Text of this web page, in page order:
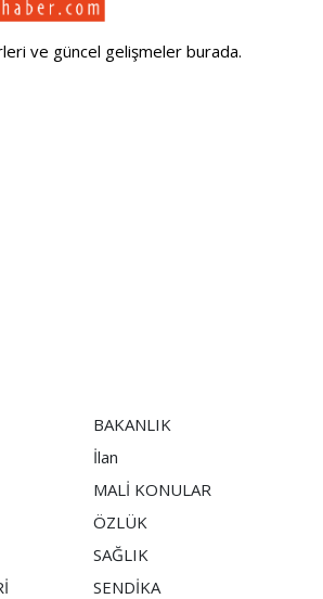
ve güncel gelişmeler burada.
BAKANLIK
İlan
MALİ KONULAR
ÖZLÜK
SAĞLIK
SENDİKA